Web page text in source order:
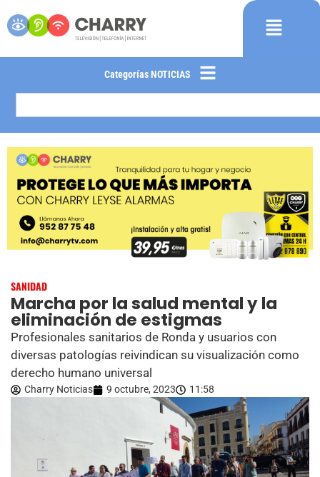
Categorías NOTICIAS
SANIDAD
Marcha por la salud mental y la
eliminación de estigmas
Profesionales sanitarios de Ronda y usuarios con
diversas patologías reivindican su visualización como
derecho humano universal
Charry Noticias 9 octubre, 2023 11:58